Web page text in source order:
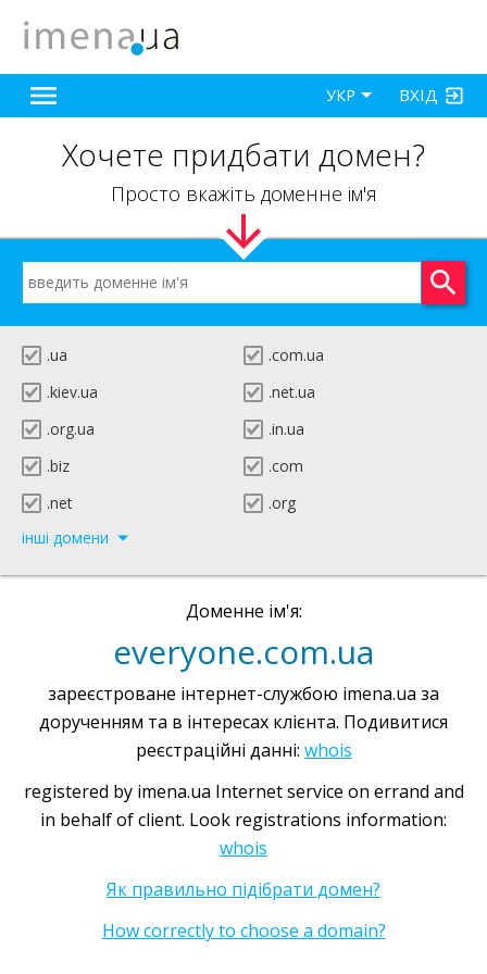
ВХІД
УКР
Хочете придбати домен?
Просто вкажіть доменне ім'я
.ua
.com.ua
.kiev.ua
.net.ua
.org.ua
.in.ua
.biz
.com
.net
.org
інші домени
Доменне ім'я:
everyone.com.ua
зареєстроване інтернет-службою imena.ua за
дорученням та в інтересах клієнта. Подивитися
реєстраційні данні: whois
registered by imena.ua Internet service on errand and
in behalf of client. Look registrations information:
whois
Як правильно підібрати домен?
How correctly to choose a domain?